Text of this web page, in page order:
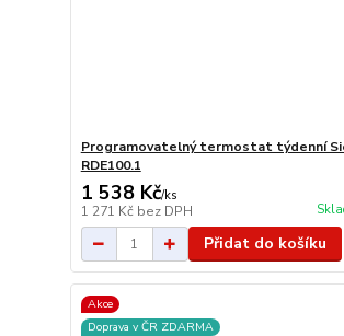
Programovatelný termostat týdenní
RDE100.1
1 538 Kč/ks
1 271 Kč bez DPH
Přidat do košíku
Akce
Doprava v ČR ZDARMA